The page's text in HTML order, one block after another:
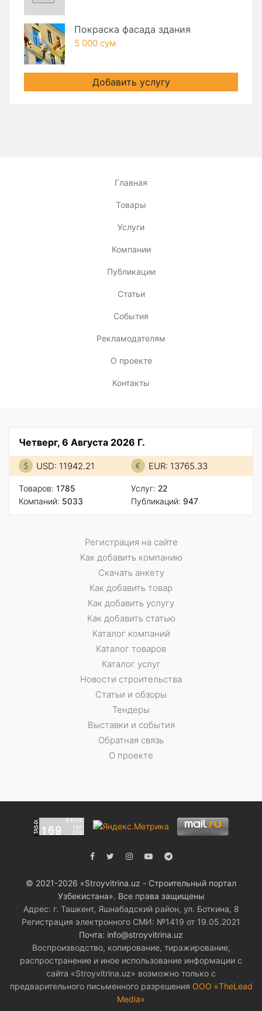
Покраска фасада здания
5 000 сум
Добавить услугу
Главная
Товары
Услуги
Компании
Публикации
Статьи
События
Рекламодателям
О проекте
Контакты
Четверг, 6 Августа 2026 Г.
USD: 11942.21 EUR: 13765.33
Товаров: 1785
Компаний: 5033
Услуг: 22
Публикаций: 947
Регистрация на сайте
Как добавить компанию
Скачать анкету
Как добавить товар
Как добавить услугу
Как добавить статью
Каталог компаний
Каталог товаров
Каталог услуг
Новости строительства
Статьи и обзоры
Тендеры
Выставки и события
Обратная связь
О проекте
© 2021-2026 «Stroyvitrina.uz - Строительный портал
Узбекистана». Все права защищены
Адрес: г. Ташкент, Яшнабадский район, ул. Боткина, 8
Регистрация электронного СМИ: №1419 от 19.05.2021
Почта: info@stroyvitrina.uz
Воспроизводство, копирование, тиражирование,
распространение и иное использование информации с
сайта «Stroyvitrina.uz» возможно только с
предварительного письменного разрешения ООО «TheLead
Media»